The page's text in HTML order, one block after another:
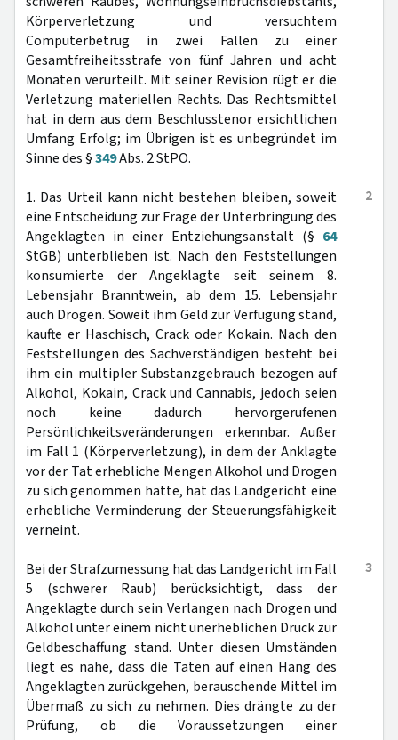
Körperverletzung und versuchtem
Computerbetrug in zwei Fällen zu einer
Gesamtfreiheitsstrafe von fünf Jahren und acht
Monaten verurteilt. Mit seiner Revision rügt er die
Verletzung materiellen Rechts. Das Rechtsmittel
hat in dem aus dem Beschlusstenor ersichtlichen
Umfang Erfolg; im Übrigen ist es unbegründet im
Sinne des §349Abs. 2 StPO.
2
1. Das Urteil kann nicht bestehen bleiben, soweit
eine Entscheidung zur Frage der Unterbringung des
Angeklagten in einer Entziehungsanstalt (§ 64
StGB) unterblieben ist. Nach den Feststellungen
konsumierte der Angeklagte seit seinem 8.
Lebensjahr Branntwein, ab dem 15. Lebensjahr
auch Drogen. Soweit ihm Geld zur Verfügung stand,
kaufte er Haschisch, Crack oder Kokain. Nach den
Feststellungen des Sachverständigen besteht bei
ihm ein multipler Substanzgebrauch bezogen auf
Alkohol, Kokain, Crack und Cannabis, jedoch seien
noch keine dadurch hervorgerufenen
Persönlichkeitsveränderungen erkennbar. Außer
im Fall 1 (Körperverletzung), in dem der Anklagte
vor der Tat erhebliche Mengen Alkohol und Drogen
zu sich genommen hatte, hat das Landgericht eine
erhebliche Verminderung der Steuerungsfähigkeit
verneint.
3
Bei der Strafzumessung hat das Landgericht im Fall
5 (schwerer Raub) berücksichtigt, dass der
Angeklagte durch sein Verlangen nach Drogen und
Alkohol unter einem nicht unerheblichen Druck zur
Geldbeschaffung stand. Unter diesen Umständen
liegt es nahe, dass die Taten auf einen Hang des
Angeklagten zurückgehen, berauschende Mittel im
Übermaß zu sich zu nehmen. Dies drängte zu der
Prüfung, ob die Voraussetzungen einer